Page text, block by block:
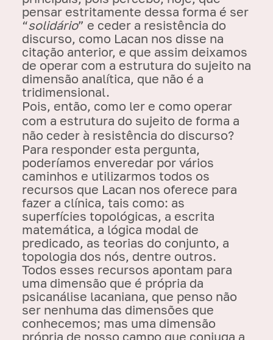
pensar estritamente dessa forma é ser
“solidário” e ceder a resistência do
discurso, como Lacan nos disse na
citação anterior, e que assim deixamos
de operar com a estrutura do sujeito na
dimensão analítica, que não é a
tridimensional.
Pois, então, como ler e como operar
com a estrutura do sujeito de forma a
não ceder à resistência do discurso?
Para responder esta pergunta,
poderíamos enveredar por vários
caminhos e utilizarmos todos os
recursos que Lacan nos oferece para
fazer a clínica, tais como: as
superfícies topológicas, a escrita
matemática, a lógica modal de
predicado, as teorias do conjunto, a
topologia dos nós, dentre outros.
Todos esses recursos apontam para
uma dimensão que é própria da
psicanálise lacaniana, que penso não
ser nenhuma das dimensões que
conhecemos; mas uma dimensão
própria de nosso campo que conjuga a